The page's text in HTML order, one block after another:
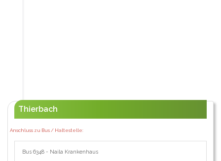
Thierbach
Anschluss zu Bus / Haltestelle:
Bus 6348 - Naila Krankenhaus